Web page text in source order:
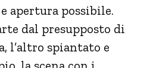
apertura possibile.
dal presupposto di
l’altro spiantato e